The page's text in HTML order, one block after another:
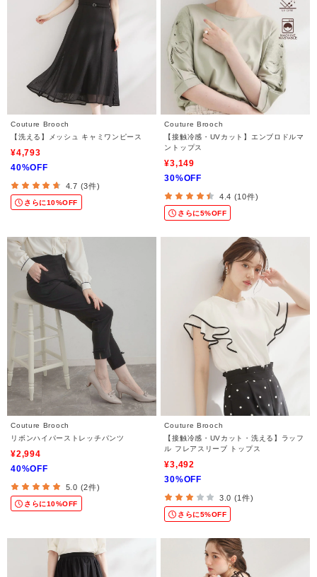
Couture Brooch
【洗える】メッシュ キャミワンピース
¥4,793
40%OFF
4.7 (3件)
さらに10%OFF
Couture Brooch
【接触冷感・UVカット】エンブロドルマ
ントップス
¥3,149
30%OFF
4.4 (10件)
さらに5%OFF
Couture Brooch
リボンハイパーストレッチパンツ
¥2,994
40%OFF
5.0 (2件)
さらに10%OFF
Couture Brooch
【接触冷感・UVカット・洗える】ラッフ
ル フレアスリーブ トップス
¥3,492
30%OFF
3.0 (1件)
さらに5%OFF